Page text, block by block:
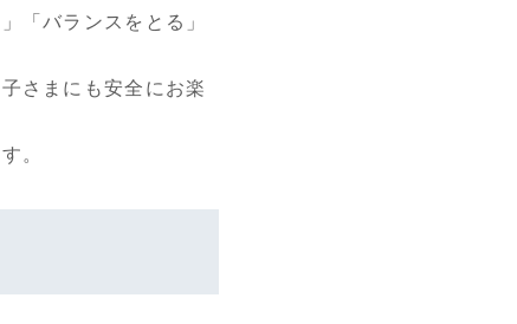
「バランスをとる」
さまにも安全にお楽
。